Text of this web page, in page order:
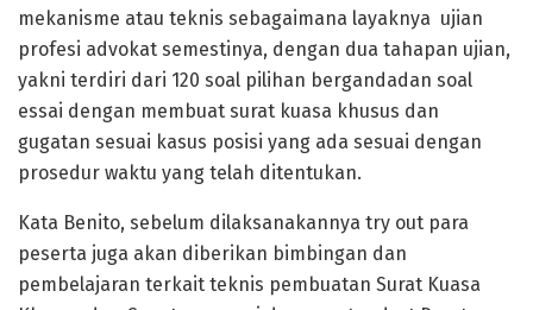
mekanisme atau teknis sebagaimana layaknya ujian
profesi advokat semestinya, dengan dua tahapan ujian,
yakni terdiri dari 120 soal pilihan bergandadan soal
essai dengan membuat surat kuasa khusus dan
gugatan sesuai kasus posisi yang ada sesuai dengan
prosedur waktu yang telah ditentukan.
Kata Benito, sebelum dilaksanakannya try out para
peserta juga akan diberikan bimbingan dan
pembelajaran terkait teknis pembuatan Surat Kuasa